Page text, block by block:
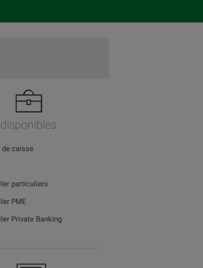
de caisse
particuliers
PME
Private Banking